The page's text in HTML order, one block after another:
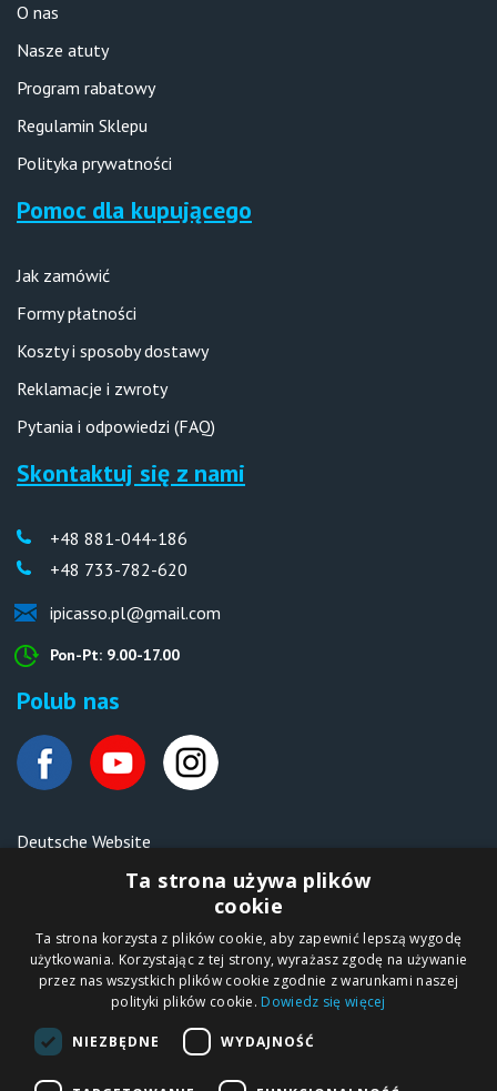
O nas
Nasze atuty
Program rabatowy
Regulamin Sklepu
Polityka prywatności
Pomoc dla kupującego
Jak zamówić
Formy płatności
Koszty i sposoby dostawy
Reklamacje i zwroty
Pytania i odpowiedzi (FAQ)
Skontaktuj się z nami
+48 881-044-186
+48 733-782-620
ipicasso.pl@gmail.com
Pon-Pt: 9.00-17.00
Polub nas
Deutsche Website
Malen nach Zahlen Ipicasso.de
Copyright © 2012-2026
Sklep internetowy
iPICASSO.PL
Malowanie po
numerach – zbliż
się do świata sztuki!
IPICASSO Sp. z o.o.
ul. Słoneczna 194,
05-506 Kolonia
NIP 1231355620 KRS
Ta strona używa plików
cookie
Ta strona korzysta z plików cookie, aby zapewnić lepszą wygodę
użytkowania. Korzystając z tej strony, wyrażasz zgodę na używanie
przez nas wszystkich plików cookie zgodnie z warunkami naszej
polityki plików cookie. Dowiedz się więcej
NIEZBĘDNE WYDAJNOŚĆ